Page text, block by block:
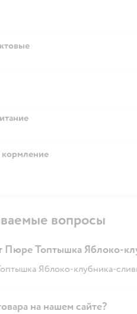
кормление
вопросы
Пюре Топтышка Яблоко-
Яблоко-клубника-
на нашем сайте?